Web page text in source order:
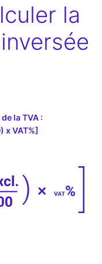
la
la TVA :
x VAT%]